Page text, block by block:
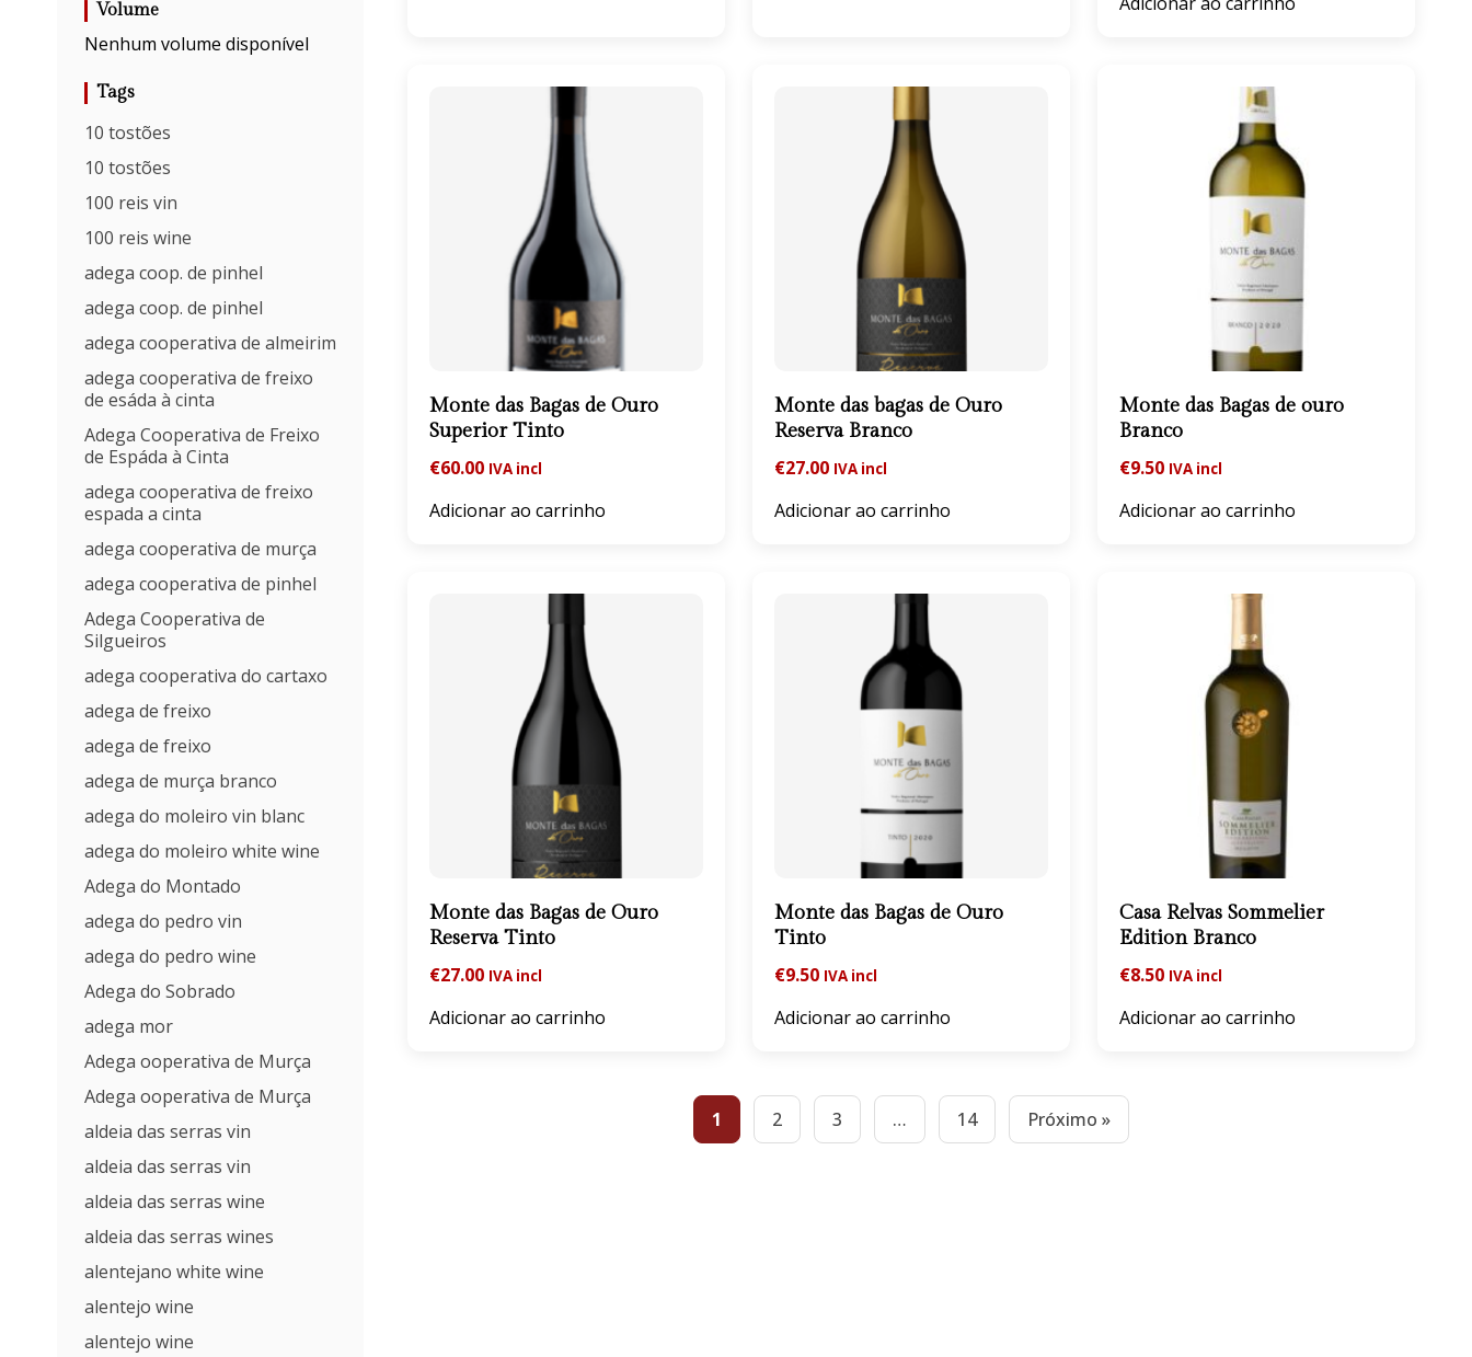
Volume
Nenhum volume disponível
Tags
10 tostões
10 tostões
100 reis vin
100 reis wine
adega coop. de pinhel
adega coop. de pinhel
adega cooperativa de almeirim
adega cooperativa de freixo
de esáda à cinta
Adega Cooperativa de Freixo
de Espáda à Cinta
adega cooperativa de freixo
espada a cinta
adega cooperativa de murça
adega cooperativa de pinhel
Adega Cooperativa de
Silgueiros
adega cooperativa do cartaxo
adega de freixo
adega de freixo
adega de murça branco
adega do moleiro vin blanc
adega do moleiro white wine
Adega do Montado
adega do pedro vin
adega do pedro wine
Adega do Sobrado
adega mor
Adega ooperativa de Murça
Adega ooperativa de Murça
aldeia das serras vin
aldeia das serras vin
aldeia das serras wine
aldeia das serras wines
alentejano white wine
alentejo wine
alentejo wine
Monte das Bagas de Ouro
Superior Tinto
€60.00 IVA incl
Adicionar ao carrinho
Monte das bagas de Ouro
Reserva Branco
€27.00 IVA incl
Adicionar ao carrinho
Monte das Bagas de ouro
Branco
€9.50 IVA incl
Adicionar ao carrinho
Monte das Bagas de Ouro
Reserva Tinto
€27.00 IVA incl
Adicionar ao carrinho
Monte das Bagas de Ouro
Tinto
€9.50 IVA incl
Adicionar ao carrinho
Casa Relvas Sommelier
Edition Branco
€8.50 IVA incl
Adicionar ao carrinho
1 2 3 … 14 Próximo »